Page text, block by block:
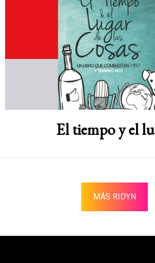
El tiempo y el
MÁS RIDYN